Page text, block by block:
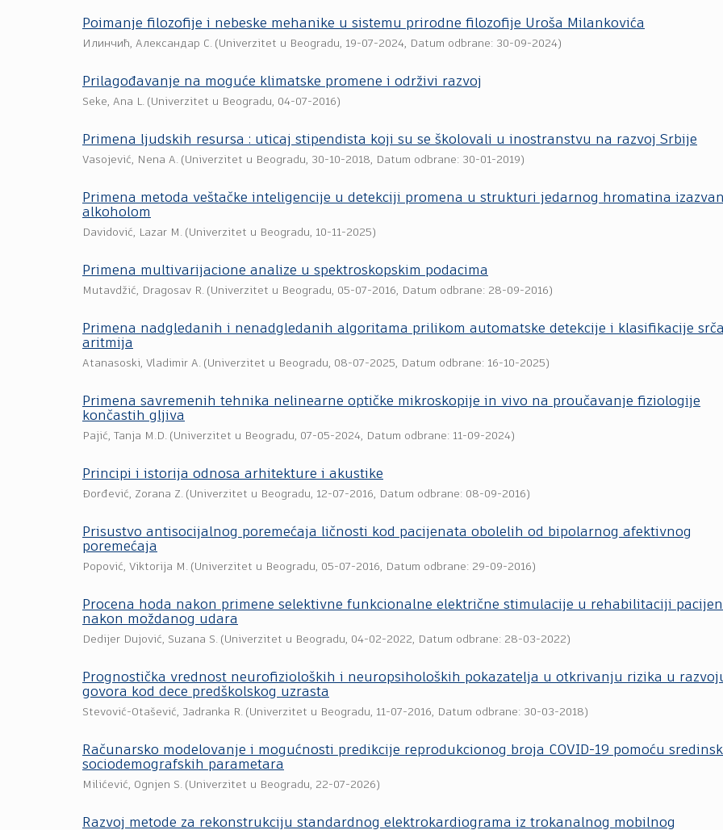
Poimanje filozofije i nebeske mehanike u sistemu prirodne filozofije Uroša Milankovića
Илинчић, Александар С. (Univerzitet u Beogradu, 19-07-2024, Datum odbrane: 30-09-2024)
Prilagođavanje na moguće klimatske promene i održivi razvoj
Seke, Ana L. (Univerzitet u Beogradu, 04-07-2016)
Primena ljudskih resursa : uticaj stipendista koji su se školovali u inostranstvu na razvoj Srbije
Vasojević, Nena A. (Univerzitet u Beogradu, 30-10-2018, Datum odbrane: 30-01-2019)
Primena metoda veštačke inteligencije u detekciji promena u strukturi jedarnog hromatina
alkoholom
Davidović, Lazar M. (Univerzitet u Beogradu, 10-11-2025)
Primena multivarijacione analize u spektroskopskim podacima
Mutavdžić, Dragosav R. (Univerzitet u Beogradu, 05-07-2016, Datum odbrane: 28-09-2016)
Primena nadgledanih i nenadgledanih algoritama prilikom automatske detekcije i klasifikacije
aritmija
Atanasoski, Vladimir A. (Univerzitet u Beogradu, 08-07-2025, Datum odbrane: 16-10-2025)
Primena savremenih tehnika nelinearne optičke mikroskopije in vivo na proučavanje fiziologije
končastih gljiva
Pajić, Tanja M.D. (Univerzitet u Beogradu, 07-05-2024, Datum odbrane: 11-09-2024)
Principi i istorija odnosa arhitekture i akustike
Đorđević, Zorana Z. (Univerzitet u Beogradu, 12-07-2016, Datum odbrane: 08-09-2016)
Prisustvo antisocijalnog poremećaja ličnosti kod pacijenata obolelih od bipolarnog afektivnog
poremećaja
Popović, Viktorija M. (Univerzitet u Beogradu, 05-07-2016, Datum odbrane: 29-09-2016)
Procena hoda nakon primene selektivne funkcionalne električne stimulacije u rehabilitaciji
nakon moždanog udara
Dedijer Dujović, Suzana S. (Univerzitet u Beogradu, 04-02-2022, Datum odbrane: 28-03-2022)
Prognostička vrednost neurofizioloških i neuropsiholoških pokazatelja u otkrivanju rizika u
govora kod dece predškolskog uzrasta
Stevović-Otašević, Jadranka R. (Univerzitet u Beogradu, 11-07-2016, Datum odbrane: 30-03-2018)
Računarsko modelovanje i mogućnosti predikcije reprodukcionog broja COVID-19 pomoću
sociodemografskih parametara
Milićević, Ognjen S. (Univerzitet u Beogradu, 22-07-2026)
Razvoj metode za rekonstrukciju standardnog elektrokardiograma iz trokanalnog mobilnog